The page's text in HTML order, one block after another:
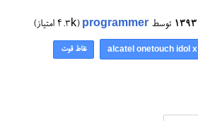
توسط programmer
(
4.3k امتیاز)
alcatel onetouch idol x نقاط قوت